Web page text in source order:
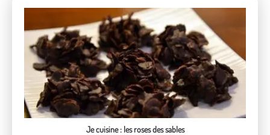
Je cuisine : les roses des sables